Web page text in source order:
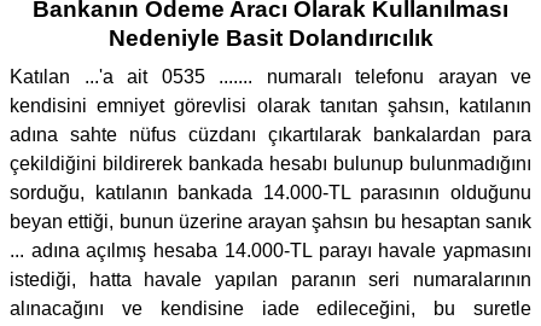
Bankanın Ödeme Aracı Olarak Kullanılması
Nedeniyle Basit Dolandırıcılık
Katılan ...'a ait 0535 ....... numaralı telefonu arayan ve
kendisini emniyet görevlisi olarak tanıtan şahsın, katılanın
adına sahte nüfus cüzdanı çıkartılarak bankalardan para
çekildiğini bildirerek bankada hesabı bulunup bulunmadığını
sorduğu, katılanın bankada 14.000-TL parasının olduğunu
beyan ettiği, bunun üzerine arayan şahsın bu hesaptan sanık
... adına açılmış hesaba 14.000-TL parayı havale yapmasını
istediği, hatta havale yapılan paranın seri numaralarının
alınacağını ve kendisine iade edileceğini, bu suretle